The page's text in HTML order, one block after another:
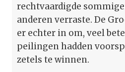
rechtvaardigde
anderen verraste. De
er echter in om, veel
peilingen hadden
zetels te winnen.